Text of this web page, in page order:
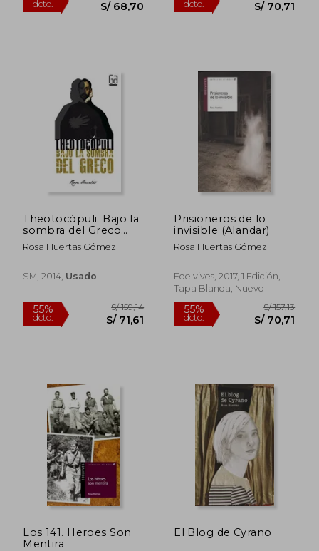
55%
dcto. S/ 63,63
55%
dcto.
Theotocópuli. Bajo la
sombra del Greco
(Gran angular)
(Spanish Edition)
Rosa Huertas Gómez
SM, 2014, Usado
Prisioneros de lo
invisible (Alandar)
Rosa Huertas Gómez
Edelvives, 2017, 1 Edición,
Tapa Blanda, Nuevo
Los 141. Heroes Son
Mentira
El Blog de Cyrano